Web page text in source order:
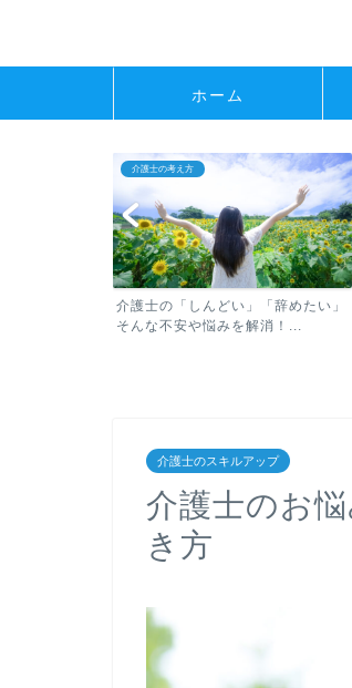
ホーム
介護士の転職
介護職から介護職への転職で成功さ
介護士のスキルアップ
介護士のお
き方